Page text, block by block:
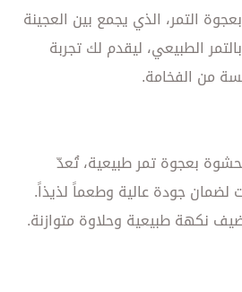
التمر، الذي يجمع بين العجينة
الطبيعي، ليقدم لك تجربة
من الفخامة.
بعجوة تمر طبيعية، تُعدّ
لضمان جودة عالية وطعماً لذيذاً.
نكهة طبيعية وحلاوة متوازنة.